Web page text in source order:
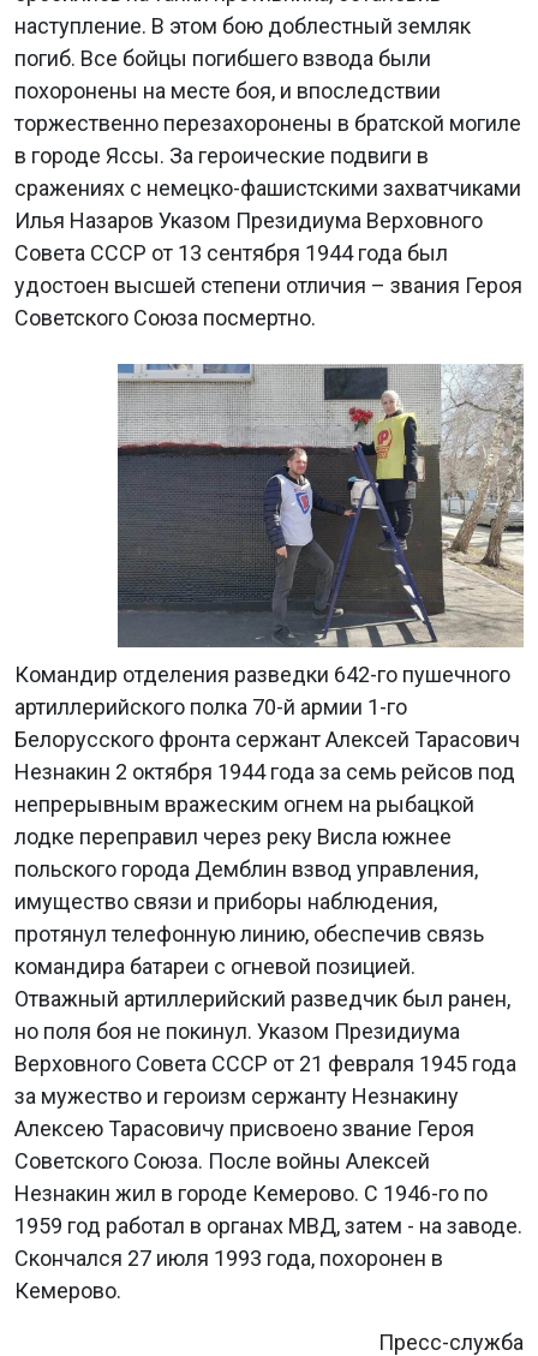
наступление. В этом бою доблестный земляк
погиб. Все бойцы погибшего взвода были
похоронены на месте боя, и впоследствии
торжественно перезахоронены в братской могиле
в городе Яссы. За героические подвиги в
сражениях с немецко-фашистскими захватчиками
Илья Назаров Указом Президиума Верховного
Совета СССР от 13 сентября 1944 года был
удостоен высшей степени отличия – звания Героя
Советского Союза посмертно.
Командир отделения разведки 642-го пушечного
артиллерийского полка 70-й армии 1-го
Белорусского фронта сержант Алексей Тарасович
Незнакин 2 октября 1944 года за семь рейсов под
непрерывным вражеским огнем на рыбацкой
лодке переправил через реку Висла южнее
польского города Демблин взвод управления,
имущество связи и приборы наблюдения,
протянул телефонную линию, обеспечив связь
командира батареи с огневой позицией.
Отважный артиллерийский разведчик был ранен,
но поля боя не покинул. Указом Президиума
Верховного Совета СССР от 21 февраля 1945 года
за мужество и героизм сержанту Незнакину
Алексею Тарасовичу присвоено звание Героя
Советского Союза. После войны Алексей
Незнакин жил в городе Кемерово. С 1946-го по
1959 год работал в органах МВД, затем - на заводе.
Скончался 27 июля 1993 года, похоронен в
Кемерово.
Пресс-служба